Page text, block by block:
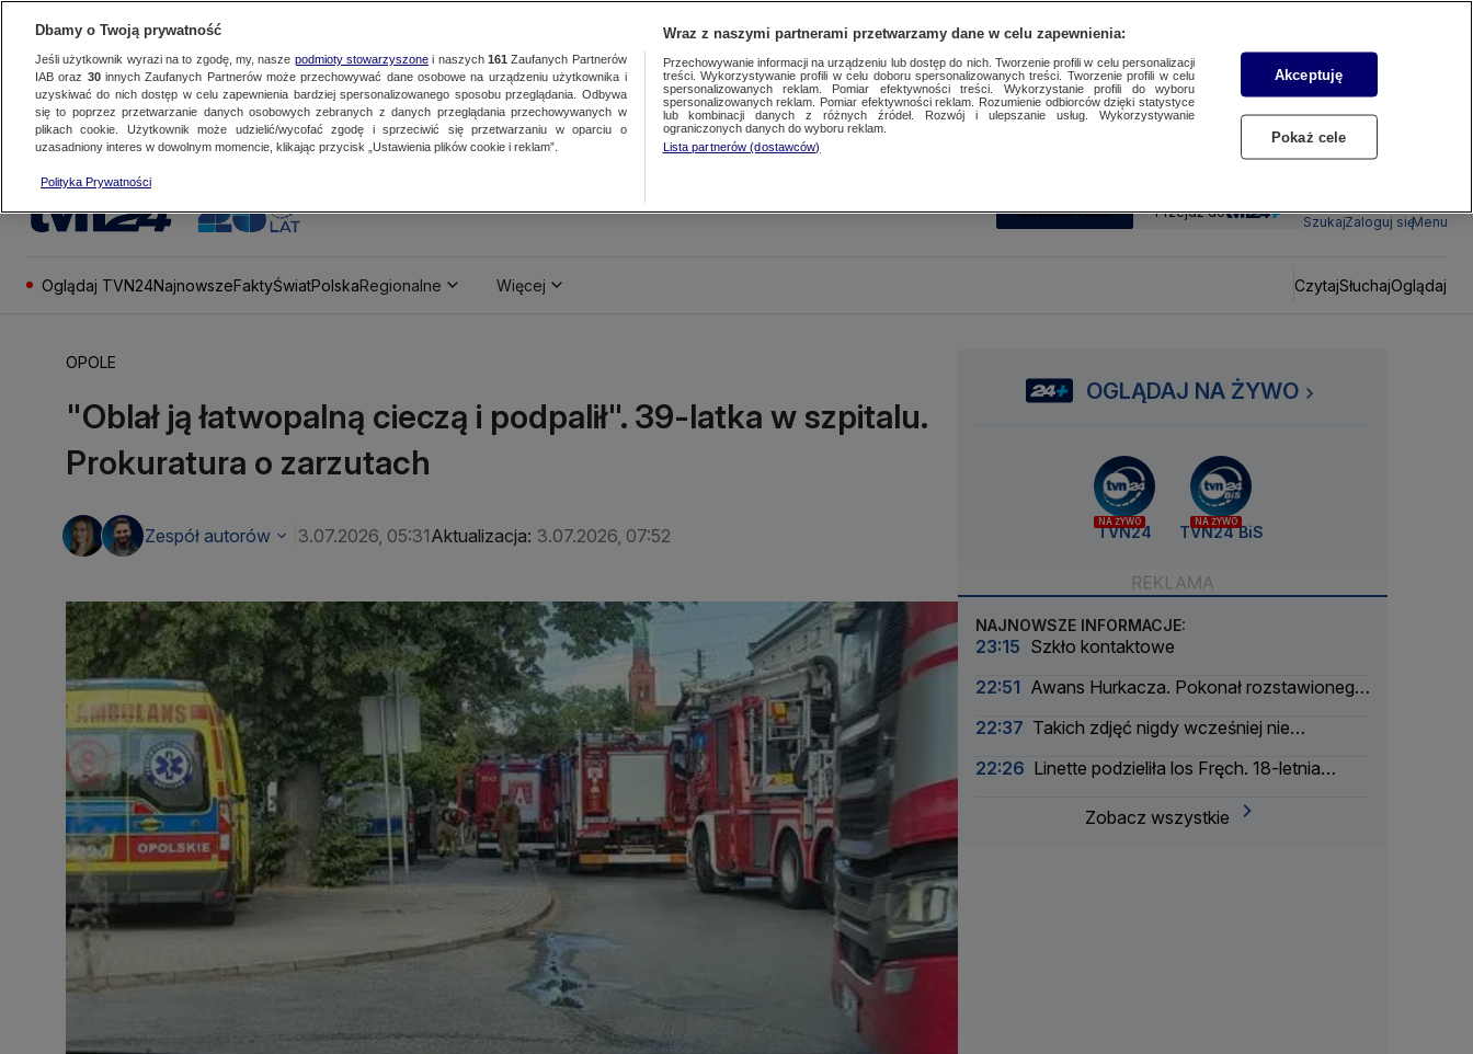
SUBSKRYBUJ Przejdź do
SzukajZaloguj sięMenu
Oglądaj TVN24NajnowszeFaktyŚwiatPolskaRegionalne Więcej CzytajSłuchajOglądaj
OPOLE
"Oblał ją łatwopalną cieczą i podpalił". 39-latka w szpitalu.
Prokuratura o zarzutach
Zespół autorów 3.07.2026, 05:31Aktualizacja: 3.07.2026, 07:52
OGLĄDAJ NA ŻYWO
NA ŻYWO
TVN24
NA ŻYWO
TVN24 BiS
NAJNOWSZE INFORMACJE:
23:15 Szkło kontaktowe
22:51 Awans Hurkacza. Pokonał rozstawionego
22:37 Takich zdjęć nigdy wcześniej nie
22:26 Linette podzieliła los Fręch. 18-letnia
Zobacz wszystkie
Dbamy o Twoją prywatność
Jeśli użytkownik wyrazi na to zgodę, my, nasze podmioty stowarzyszonei naszych 161 Zaufanych Partnerów
IAB oraz 30innych Zaufanych Partnerów może przechowywać dane osobowe na urządzeniu użytkownika i
uzyskiwać do nich dostęp w celu zapewnienia bardziej spersonalizowanego sposobu przeglądania. Odbywa
się to poprzez przetwarzanie danych osobowych zebranych z danych przeglądania przechowywanych w
plikach cookie. Użytkownik może udzielić/wycofać zgodę i sprzeciwić się przetwarzaniu w oparciu o
uzasadniony interes w dowolnym momencie, klikając przycisk „Ustawienia plików cookie i reklam”.
Polityka Prywatności
Wraz z naszymi partnerami przetwarzamy dane w celu zapewnienia:
Przechowywanie informacji na urządzeniu lub dostęp do nich. Tworzenie profili w celu personalizacji
treści. Wykorzystywanie profili w celu doboru spersonalizowanych treści. Tworzenie profili w celu
spersonalizowanych reklam. Pomiar efektywności treści. Wykorzystanie profili do wyboru
spersonalizowanych reklam. Pomiar efektywności reklam. Rozumienie odbiorców dzięki statystyce
lub kombinacji danych z różnych źródeł. Rozwój i ulepszanie usług. Wykorzystywanie
ograniczonych danych do wyboru reklam.
Lista partnerów (dostawców)
Akceptuję
Pokaż cele